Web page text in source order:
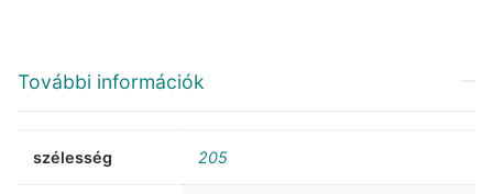
További információk
szélesség 205